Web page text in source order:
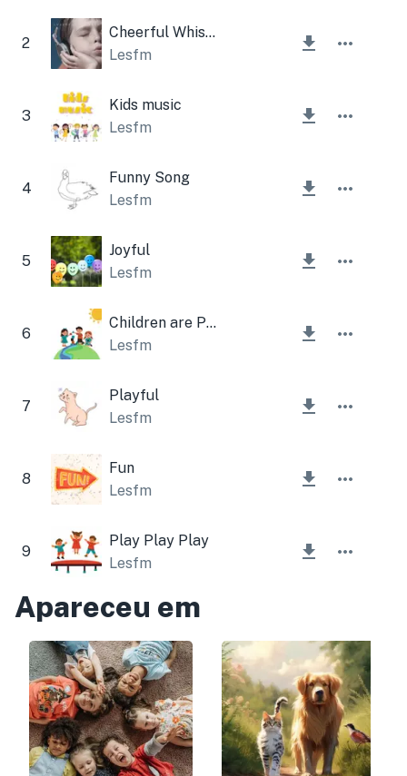
2
Cheerful Whistle
Lesfm
3
Kids music
Lesfm
4
Funny Song
Lesfm
5
Joyful
Lesfm
6
Children are Playing
Lesfm
7
Playful
Lesfm
8
Fun
Lesfm
9
Play Play Play
Lesfm
Apareceu em